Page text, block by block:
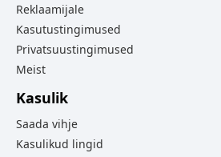
Reklaamijale
Kasutustingimused
Privatsuustingimused
Meist
Kasulik
Saada vihje
Kasulikud lingid